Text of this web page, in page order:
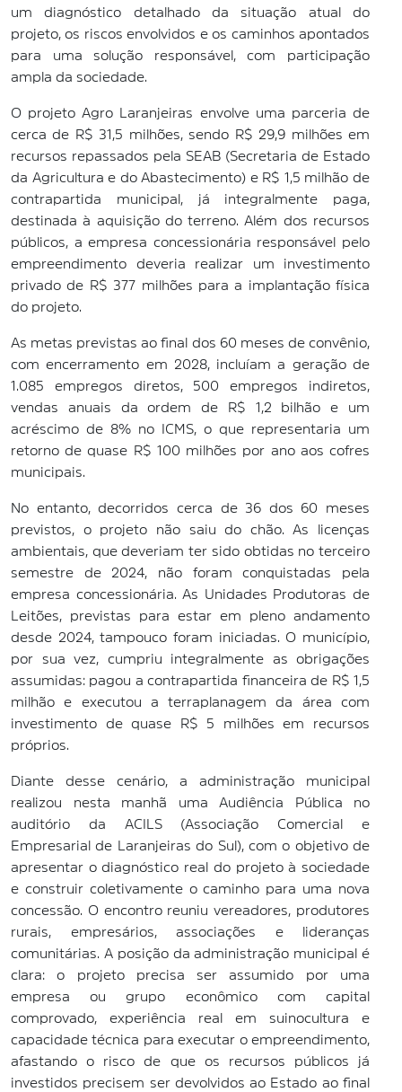
um diagnóstico detalhado da situação atual do
projeto, os riscos envolvidos e os caminhos apontados
para uma solução responsável, com participação
ampla da sociedade.
O projeto Agro Laranjeiras envolve uma parceria de
cerca de R$ 31,5 milhões, sendo R$ 29,9 milhões em
recursos repassados pela SEAB (Secretaria de Estado
da Agricultura e do Abastecimento) e R$ 1,5 milhão de
contrapartida municipal, já integralmente paga,
destinada à aquisição do terreno. Além dos recursos
públicos, a empresa concessionária responsável pelo
empreendimento deveria realizar um investimento
privado de R$ 377 milhões para a implantação física
do projeto.
As metas previstas ao final dos 60 meses de convênio,
com encerramento em 2028, incluíam a geração de
1.085 empregos diretos, 500 empregos indiretos,
vendas anuais da ordem de R$ 1,2 bilhão e um
acréscimo de 8% no ICMS, o que representaria um
retorno de quase R$ 100 milhões por ano aos cofres
municipais.
No entanto, decorridos cerca de 36 dos 60 meses
previstos, o projeto não saiu do chão. As licenças
ambientais, que deveriam ter sido obtidas no terceiro
semestre de 2024, não foram conquistadas pela
empresa concessionária. As Unidades Produtoras de
Leitões, previstas para estar em pleno andamento
desde 2024, tampouco foram iniciadas. O município,
por sua vez, cumpriu integralmente as obrigações
assumidas: pagou a contrapartida financeira de R$ 1,5
milhão e executou a terraplanagem da área com
investimento de quase R$ 5 milhões em recursos
próprios.
Diante desse cenário, a administração municipal
realizou nesta manhã uma Audiência Pública no
auditório da ACILS (Associação Comercial e
Empresarial de Laranjeiras do Sul), com o objetivo de
apresentar o diagnóstico real do projeto à sociedade
e construir coletivamente o caminho para uma nova
concessão. O encontro reuniu vereadores, produtores
rurais, empresários, associações e lideranças
comunitárias. A posição da administração municipal é
clara: o projeto precisa ser assumido por uma
empresa ou grupo econômico com capital
comprovado, experiência real em suinocultura e
capacidade técnica para executar o empreendimento,
afastando o risco de que os recursos públicos já
investidos precisem ser devolvidos ao Estado ao final